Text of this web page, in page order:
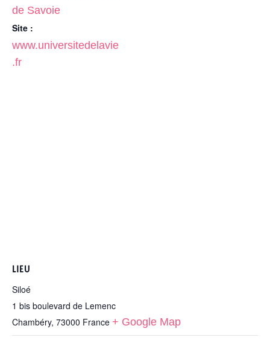
de Savoie
Site :
www.universitedelavie
.fr
LIEU
Siloé
1 bis boulevard de Lemenc
Chambéry, 73000 France + Google Map